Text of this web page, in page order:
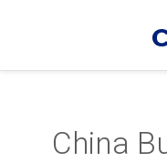
China